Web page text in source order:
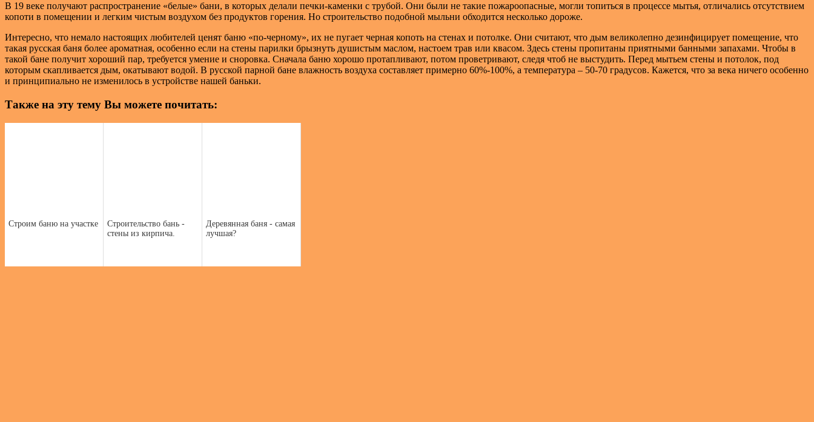
В 19 веке получают распространение «белые» бани, в которых делали печки-каменки с трубой. Они были не такие пожароопасные, могли топиться в процессе мытья, отличались отсутствием
копоти в помещении и легким чистым воздухом без продуктов горения. Но строительство подобной мыльни обходится несколько дороже.
Интересно, что немало настоящих любителей ценят баню «по-черному», их не пугает черная копоть на стенах и потолке. Они считают, что дым великолепно дезинфицирует помещение, что
такая русская баня более ароматная, особенно если на стены парилки брызнуть душистым маслом, настоем трав или квасом. Здесь стены пропитаны приятными банными запахами. Чтобы в
такой бане получит хороший пар, требуется умение и сноровка. Сначала баню хорошо протапливают, потом проветривают, следя чтоб не выстудить. Перед мытьем стены и потолок, под
которым скапливается дым, окатывают водой. В русской парной бане влажность воздуха составляет примерно 60%-100%, а температура – 50-70 градусов. Кажется, что за века ничего особенно
и принципиально не изменилось в устройстве нашей баньки.
Также на эту тему Вы можете почитать:
Строим баню на участке
Строительство бань -
стены из кирпича.
Деревянная баня - самая
лучшая?